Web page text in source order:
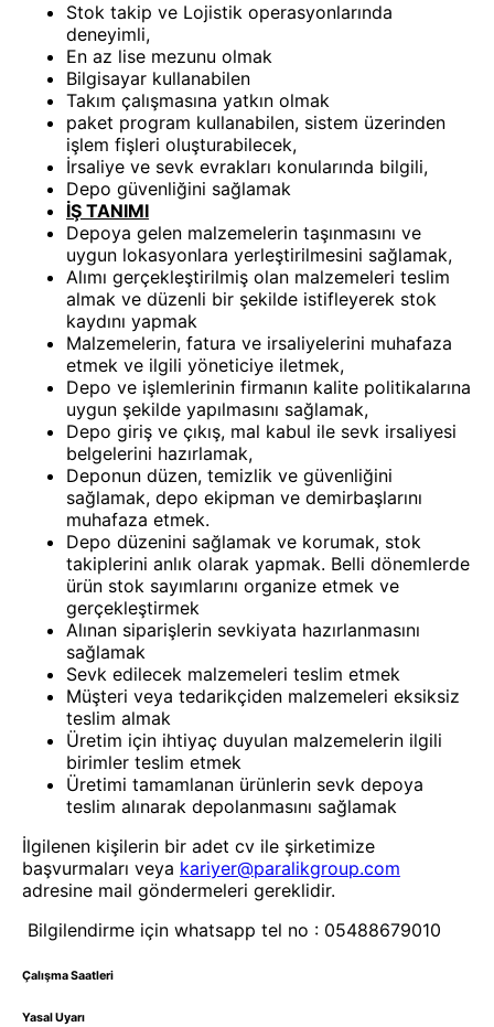
Stok takip ve Lojistik operasyonlarında
deneyimli,
En az lise mezunu olmak
Bilgisayar kullanabilen
Takım çalışmasına yatkın olmak
paket program kullanabilen, sistem üzerinden
işlem fişleri oluşturabilecek,
İrsaliye ve sevk evrakları konularında bilgili,
Depo güvenliğini sağlamak
İŞ TANIMI
Depoya gelen malzemelerin taşınmasını ve
uygun lokasyonlara yerleştirilmesini sağlamak,
Alımı gerçekleştirilmiş olan malzemeleri teslim
almak ve düzenli bir şekilde istifleyerek stok
kaydını yapmak
Malzemelerin, fatura ve irsaliyelerini muhafaza
etmek ve ilgili yöneticiye iletmek,
Depo ve işlemlerinin firmanın kalite politikalarına
uygun şekilde yapılmasını sağlamak,
Depo giriş ve çıkış, mal kabul ile sevk irsaliyesi
belgelerini hazırlamak,
Deponun düzen, temizlik ve güvenliğini
sağlamak, depo ekipman ve demirbaşlarını
muhafaza etmek.
Depo düzenini sağlamak ve korumak, stok
takiplerini anlık olarak yapmak. Belli dönemlerde
ürün stok sayımlarını organize etmek ve
gerçekleştirmek
Alınan siparişlerin sevkiyata hazırlanmasını
sağlamak
Sevk edilecek malzemeleri teslim etmek
Müşteri veya tedarikçiden malzemeleri eksiksiz
teslim almak
Üretim için ihtiyaç duyulan malzemelerin ilgili
birimler teslim etmek
Üretimi tamamlanan ürünlerin sevk depoya
teslim alınarak depolanmasını sağlamak
İlgilenen kişilerin bir adet cv ile şirketimize
başvurmaları veya kariyer@paralikgroup.com
adresine mail göndermeleri gereklidir.
Bilgilendirme için whatsapp tel no : 05488679010
Çalışma Saatleri
Yasal Uyarı